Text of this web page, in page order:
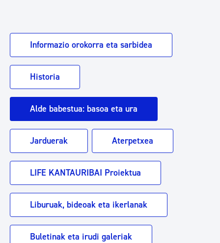
Informazio orokorra eta sarbidea
Historia
Alde babestua: basoa eta ura
Jarduerak Aterpetxea
LIFE KANTAURIBAI Proiektua
Liburuak, bideoak eta ikerlanak
Buletinak eta irudi galeriak